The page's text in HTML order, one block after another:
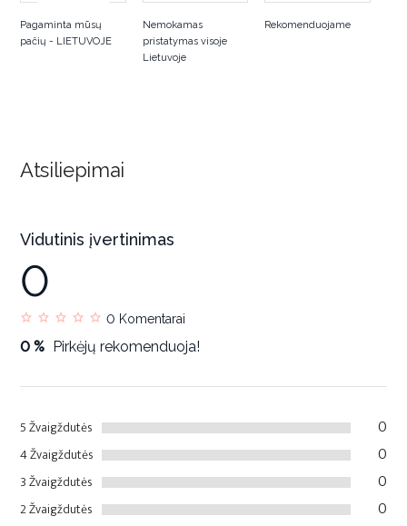
Pagaminta mūsų
pačių - LIETUVOJE
Nemokamas
pristatymas visoje
Lietuvoje
Rekomenduojame
Atsiliepimai
5 Žvaigždutės 0
4 Žvaigždutės 0
3 Žvaigždutės 0
2 Žvaigždutės
0
Vidutinis įvertinimas
0
0 Komentarai
0 % Pirkėjų rekomenduoja!